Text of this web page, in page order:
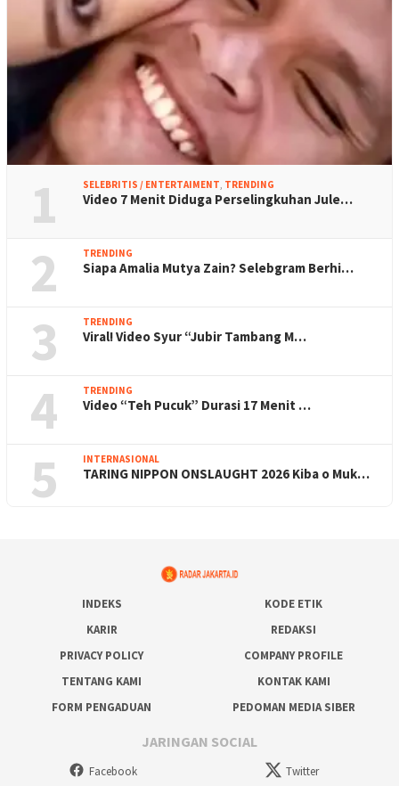
1 SELEBRITIS / ENTERTAIMENT, TRENDING
Video 7 Menit Diduga Perselingkuhan Jule…
2 TRENDING
Siapa Amalia Mutya Zain? Selebgram Berhi…
3 TRENDING
Viral! Video Syur “Jubir Tambang M…
4 TRENDING
Video “Teh Pucuk” Durasi 17 Menit …
5 INTERNASIONAL
TARING NIPPON ONSLAUGHT 2026 Kiba o Muk…
INDEKS
KODE ETIK
KARIR
REDAKSI
PRIVACY POLICY
COMPANY PROFILE
TENTANG KAMI
KONTAK KAMI
FORM PENGADUAN
PEDOMAN MEDIA SIBER
JARINGAN SOCIAL
Facebook Twitter